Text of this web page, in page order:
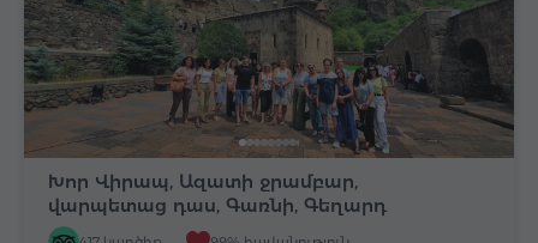
Խոր Վիրապ, Ազատի ջրամբար,
վարպետաց դաս, Գառնի, Գեղարդ